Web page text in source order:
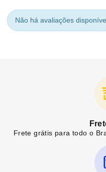
Não há avaliações
Frete grátis para todo o